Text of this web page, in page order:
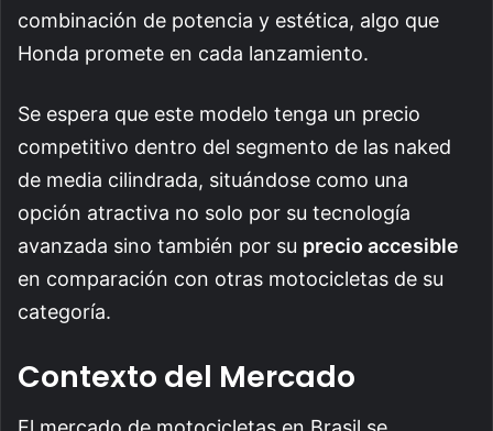
combinación de potencia y estética, algo que
Honda promete en cada lanzamiento.
Se espera que este modelo tenga un precio
competitivo dentro del segmento de las naked
de media cilindrada, situándose como una
opción atractiva no solo por su tecnología
avanzada sino también por su precio accesible
en comparación con otras motocicletas de su
categoría.
Contexto del Mercado